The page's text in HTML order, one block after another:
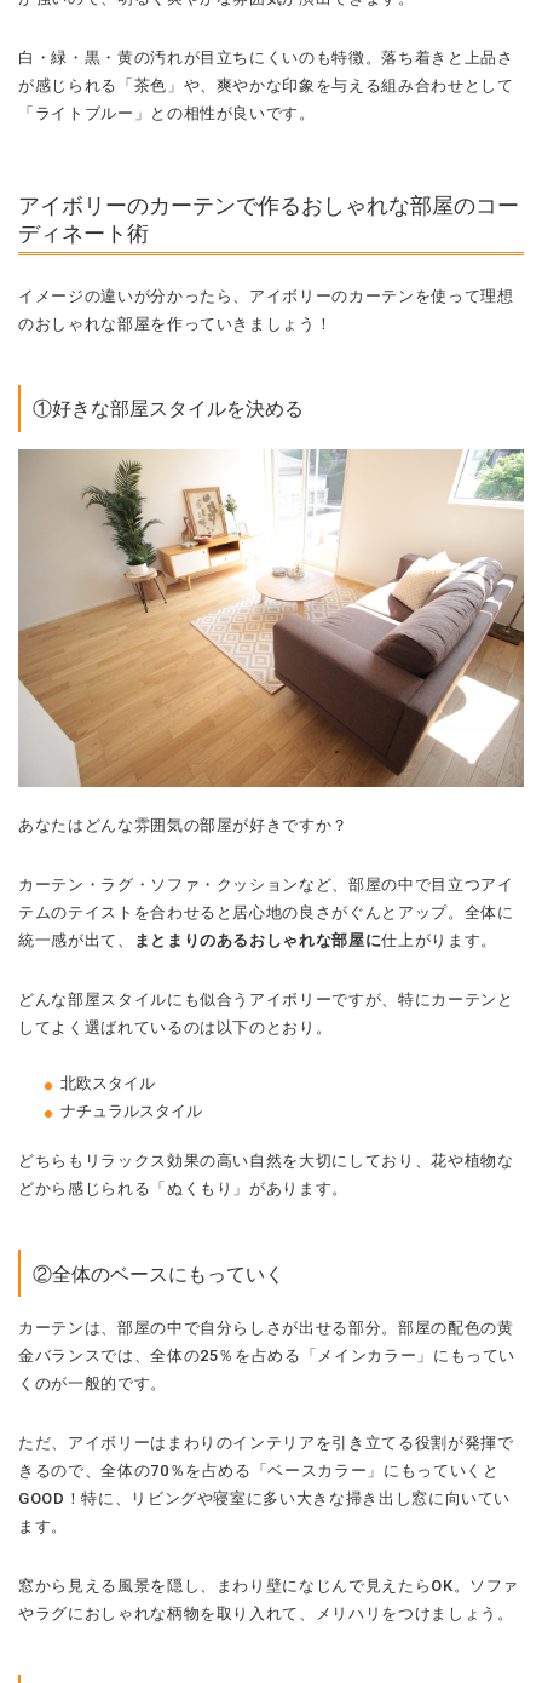
白・緑・黒・黄の汚れが目立ちにくいのも特徴。落ち着きと上品さ
が感じられる「茶色」や、爽やかな印象を与える組み合わせとして
「ライトブルー」との相性が良いです。
アイボリーのカーテンで作るおしゃれな部屋のコー
ディネート術
イメージの違いが分かったら、アイボリーのカーテンを使って理想
のおしゃれな部屋を作っていきましょう！
①好きな部屋スタイルを決める
あなたはどんな雰囲気の部屋が好きですか？
カーテン・ラグ・ソファ・クッションなど、部屋の中で目立つアイ
テムのテイストを合わせると居心地の良さがぐんとアップ。全体に
統一感が出て、
まとまりのあるおしゃれな部屋に仕上がります。
どんな部屋スタイルにも似合うアイボリーですが、特にカーテンと
してよく選ばれているのは以下のとおり。
北欧スタイル
ナチュラルスタイル
どちらもリラックス効果の高い自然を大切にしており、花や植物な
どから感じられる「ぬくもり」があります。
②全体のベースにもっていく
カーテンは、部屋の中で自分らしさが出せる部分。部屋の配色の黄
金バランスでは、全体の25％を占める「メインカラー」にもってい
くのが一般的です。
ただ、アイボリーはまわりのインテリアを引き立てる役割が発揮で
きるので、全体の70％を占める「ベースカラー」にもっていくと
GOOD！特に、リビングや寝室に多い大きな掃き出し窓に向いてい
ます。
窓から見える風景を隠し、まわり壁になじんで見えたらOK。ソファ
やラグにおしゃれな柄物を取り入れて、メリハリをつけましょう。